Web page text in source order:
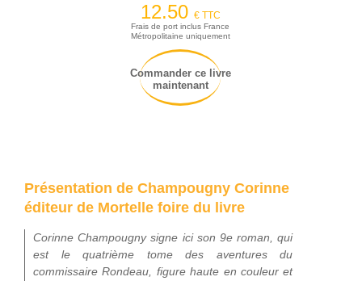
12.50 € TTC
Frais de port inclus France
Métropolitaine uniquement
Commander ce livre
maintenant
Présentation de Champougny Corinne
éditeur de Mortelle foire du livre
Corinne Champougny signe ici son 9e roman, qui
est le quatrième tome des aventures du
commissaire Rondeau, figure haute en couleur et